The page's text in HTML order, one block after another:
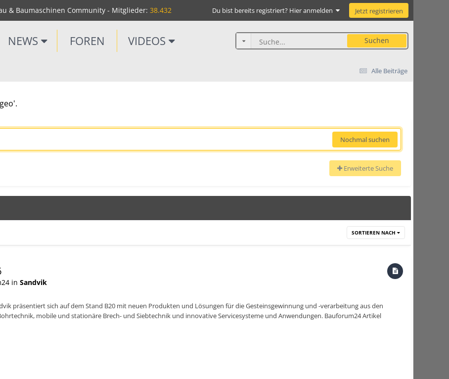
& Baumaschinen Community - Mitglieder: 38.432 Du bist bereits registriert? Hier anmelden Jetzt registrieren
NEWS FOREN VIDEOS Suchen
Alle Beiträge
Nochmal suchen
Erweiterte Suche
SORTIEREN NACH
in Sandvik
präsentiert sich auf dem Stand B20 mit neuen Produkten und Lösungen für die Gesteinsgewinnung und -verarbeitung aus den
mobile und stationäre Brech- und Siebtechnik und innovative Servicesysteme und Anwendungen. Bauforum24 Artikel